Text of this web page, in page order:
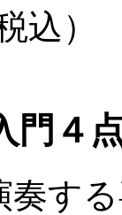
込）
門４
奏す